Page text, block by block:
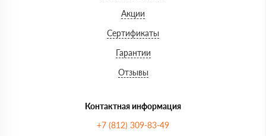
Акции
Сертификаты
Гарантии
Отзывы
Контактная информация
+7 (812) 309-83-49